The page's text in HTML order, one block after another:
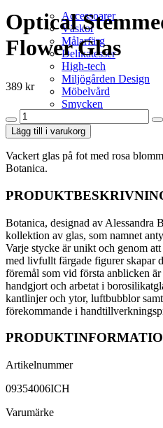
Accessoarer
Väskor
Målarfärg
Delikatesser
High-tech
Miljögården Design
Möbelvård
Smycken
Optical
Flower Glas
389 kr
Optical
Stemmed
Glass
Pink
Flower
mängd
Lägg till i varukorg
Vackert glas på fot med rosa
Botanica.
Botanica, designad av Alessandra
kollektion av glas, som namnet
Varje stycke är unikt och genom
med livfullt färgade figurer skapar
föremål som vid första anblicken
handgjort och arbetat i
kantlinjer och ytor, luftbubblor
förekommande i
Artikelnummer
09354006ICH
Varumärke